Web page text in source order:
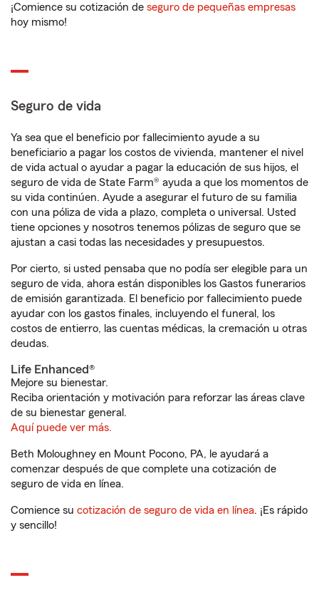
¡Comience su cotización de seguro de pequeñas empresas
hoy mismo!
Seguro de vida
Ya sea que el beneficio por fallecimiento ayude a su
beneficiario a pagar los costos de vivienda, mantener el nivel
de vida actual o ayudar a pagar la educación de sus hijos, el
seguro de vida de State Farm® ayuda a que los momentos de
su vida continúen. Ayude a asegurar el futuro de su familia
con una póliza de vida a plazo, completa o universal. Usted
tiene opciones y nosotros tenemos pólizas de seguro que se
ajustan a casi todas las necesidades y presupuestos.
Por cierto, si usted pensaba que no podía ser elegible para un
seguro de vida, ahora están disponibles los Gastos funerarios
de emisión garantizada. El beneficio por fallecimiento puede
ayudar con los gastos finales, incluyendo el funeral, los
costos de entierro, las cuentas médicas, la cremación u otras
deudas.
Life Enhanced®
Mejore su bienestar.
Reciba orientación y motivación para reforzar las áreas clave
de su bienestar general.
Aquí puede ver más.
Beth Moloughney en Mount Pocono, PA, le ayudará a
comenzar después de que complete una cotización de
seguro de vida en línea.
Comience su cotización de seguro de vida en línea. ¡Es rápido
y sencillo!